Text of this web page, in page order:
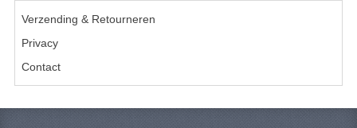
SHINERAY ONDERDELEN
Verzending & Retourneren
Privacy
Contact